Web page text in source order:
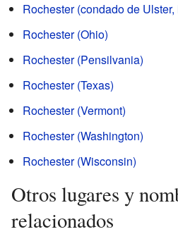
Rochester (condado de
Rochester (Ohio)
Rochester (Pensilvania)
Rochester (Texas)
Rochester (Vermont)
Rochester (Washington)
Rochester (Wisconsin)
Otros lugares y
relacionados